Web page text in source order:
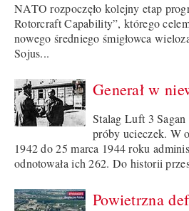
NATO rozpoczęło kolejny etap
Rotorcraft Capability”, którego
nowego średniego śmigłowca
Sojus...
Generał w
Stalag Luft 3
próby ucieczek. W
1942 do 25 marca 1944 roku
odnotowała ich 262. Do historii
Powietrzna